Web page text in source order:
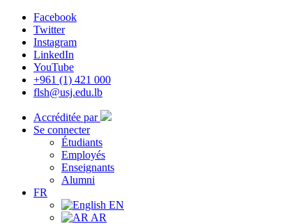
Facebook
Twitter
Instagram
LinkedIn
YouTube
+961 (1) 421 000
flsh@usj.edu.lb
Accréditée par
Se connecter
Étudiants
Employés
Enseignants
Alumni
FR
EN
AR